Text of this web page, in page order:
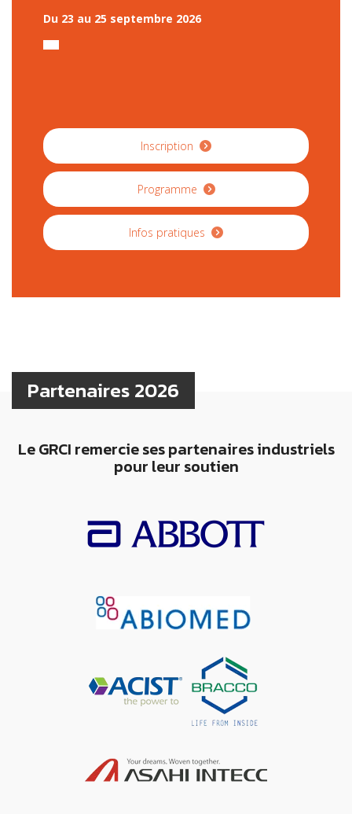
Du 23 au 25 septembre 2026
Inscription
Programme
Infos pratiques
Partenaires 2026
Le GRCI remercie ses partenaires industriels
pour leur soutien